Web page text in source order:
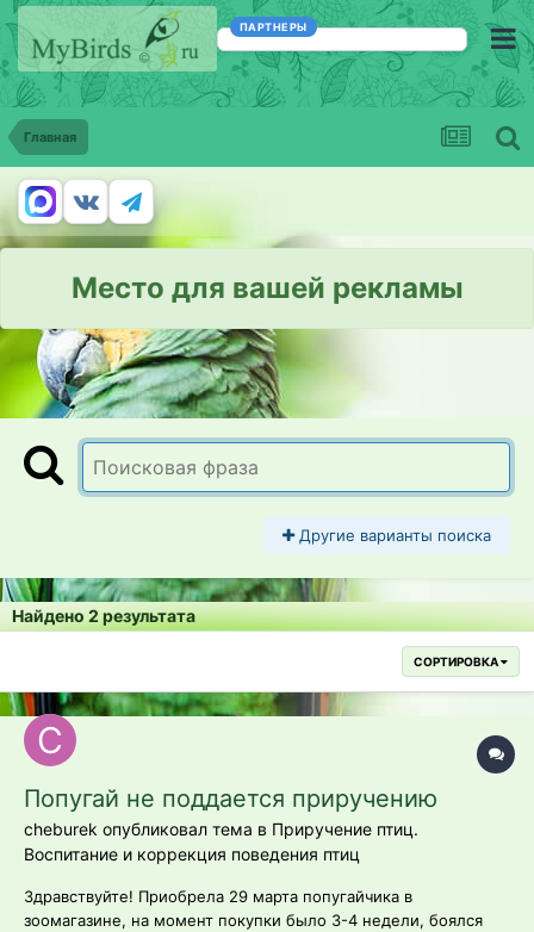
ПАРТНЕРЫ
Главная
Место для вашей рекламы
Другие варианты поиска
Найдено 2 результата
СОРТИРОВКА
Попугай не поддается приручению
cheburek опубликовал тема в Приручение птиц.
Воспитание и коррекция поведения птиц
Здравствуйте! Приобрела 29 марта попугайчика в
зоомагазине, на момент покупки было 3-4 недели, боялся